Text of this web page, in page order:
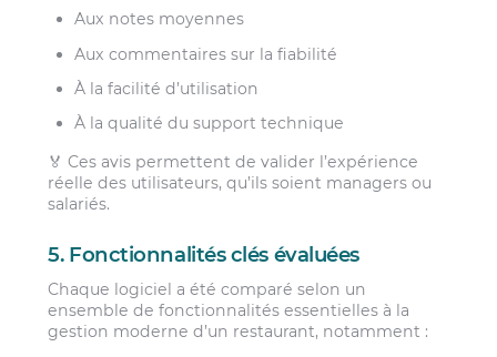
Aux notes moyennes
Aux commentaires sur la fiabilité
À la facilité d’utilisation
À la qualité du support technique
🏅 Ces avis permettent de valider l’expérience
réelle des utilisateurs, qu’ils soient managers ou
salariés.
5. Fonctionnalités clés évaluées
Chaque logiciel a été comparé selon un
ensemble de fonctionnalités essentielles à la
gestion moderne d’un restaurant, notamment :